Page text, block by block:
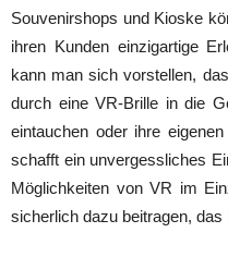
Souvenirshops und Kioske
ihren Kunden einzigartige
kann man sich vorstellen,
durch eine VR-Brille in die
eintauchen oder ihre
schafft ein unvergessliches
Möglichkeiten von VR im
sicherlich dazu beitragen,